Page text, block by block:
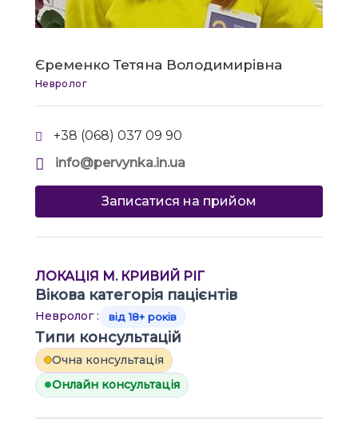
Єременко Тетяна Володимирівна
Невролог
+38 (068) 037 09 90
info@pervynka.in.ua
Записатися на прийом
ЛОКАЦІЯ М. КРИВИЙ РІГ
Вікова категорія пацієнтів
Невролог : від 18+ років
Типи консультацій
Очна консультація
Онлайн консультація